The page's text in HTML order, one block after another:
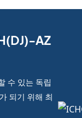
AZ
수 있는 독립
되기 위해 최